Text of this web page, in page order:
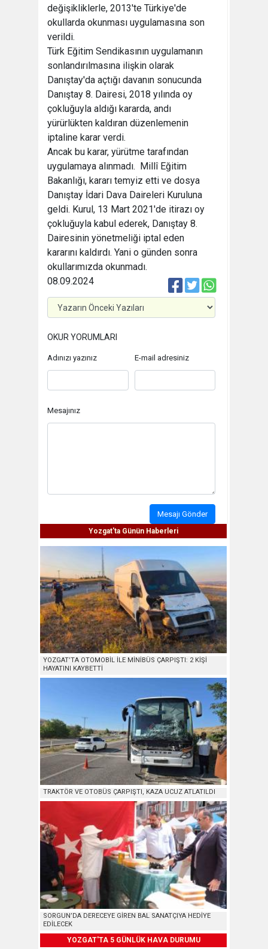
değişikliklerle, 2013'te Türkiye'de
okullarda okunması uygulamasına son
verildi.
Türk Eğitim Sendikasının uygulamanın
sonlandırılmasına ilişkin olarak
Danıştay'da açtığı davanın sonucunda
Danıştay 8. Dairesi, 2018 yılında oy
çokluğuyla aldığı kararda, andı
yürürlükten kaldıran düzenlemenin
iptaline karar verdi.
Ancak bu karar, yürütme tarafından
uygulamaya alınmadı. Millî Eğitim
Bakanlığı, kararı temyiz etti ve dosya
Danıştay İdari Dava Daireleri Kuruluna
geldi. Kurul, 13 Mart 2021'de itirazı oy
çokluğuyla kabul ederek, Danıştay 8.
Dairesinin yönetmeliği iptal eden
kararını kaldırdı. Yani o günden sonra
okullarımızda okunmadı.
08.09.2024
OKUR YORUMLARI
Adınızı yazınız E-mail adresiniz
Mesajınız
Mesajı Gönder
Yozgat'ta Günün Haberleri
YOZGAT’TA OTOMOBİL İLE MİNİBÜS ÇARPIŞTI: 2 KİŞİ
HAYATINI KAYBETTİ
TRAKTÖR VE OTOBÜS ÇARPIŞTI, KAZA UCUZ ATLATILDI
SORGUN’DA DERECEYE GİREN BAL SANATÇIYA HEDİYE
EDİLECEK
YOZGAT'TA 5 GÜNLÜK HAVA DURUMU